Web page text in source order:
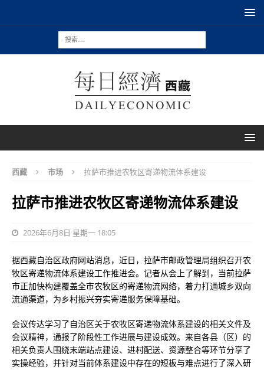
西藏 市场 拉萨市推进农牧区寄递物流体系建设
拉萨市推进农牧区寄递物流体系建设
2026年6月8日 星期一 18:05
据西藏自治区政府网站消息，近日，拉萨市邮政管理局组织召开农
牧区寄递物流体系建设工作推进会。记者从会上了解到，当前拉萨
市正加快构建覆盖全市农牧区的寄递物流网络，着力打通城乡双向
流通渠道，为乡村振兴夯实寄递服务保障基础。
会议传达学习了自治区关于农牧区寄递物流体系建设的相关文件及
会议精神，通报了阶段性工作进展与建设成效。来自各县（区）的
相关负责人围绕末端站点建设、进村配送、资源整合等环节分享了
实操经验，并针对当前体系建设中存在的短板与难点进行了深入研